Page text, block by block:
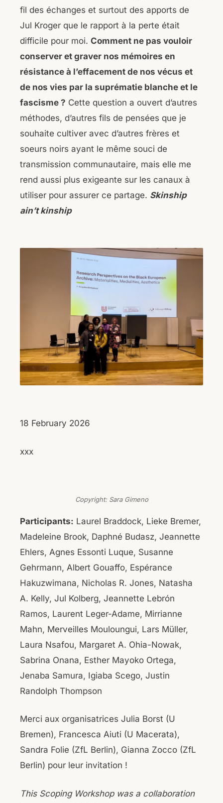
fil des échanges et surtout des apports de
Jul Kroger que le rapport à la perte était
difficile pour moi. Comment ne pas vouloir
conserver et graver nos mémoires en
résistance à l’effacement de nos vécus et
de nos vies par la suprématie blanche et le
fascisme ? Cette question a ouvert d’autres
méthodes, d’autres fils de pensées que je
souhaite cultiver avec d’autres frères et
soeurs noirs ayant le même souci de
transmission communautaire, mais elle me
rend aussi plus exigeante sur les canaux à
utiliser pour assurer ce partage. Skinship
ain’t kinship
18 February 2026
xxx
Copyright: Sara Gimeno
Participants: Laurel Braddock, Lieke Bremer,
Madeleine Brook, Daphné Budasz, Jeannette
Ehlers, Agnes Essonti Luque, Susanne
Gehrmann, Albert Gouaffo, Espérance
Hakuzwimana, Nicholas R. Jones, Natasha
A. Kelly, Jul Kolberg, Jeannette Lebrón
Ramos, Laurent Leger-Adame, Mirrianne
Mahn, Merveilles Mouloungui, Lars Müller,
Laura Nsafou, Margaret A. Ohia-Nowak,
Sabrina Onana, Esther Mayoko Ortega,
Jenaba Samura, Igiaba Scego, Justin
Randolph Thompson
Merci aux organisatrices Julia Borst (U
Bremen), Francesca Aiuti (U Macerata),
Sandra Folie (ZfL Berlin), Gianna Zocco (ZfL
Berlin) pour leur invitation !
This Scoping Workshop was a collaboration